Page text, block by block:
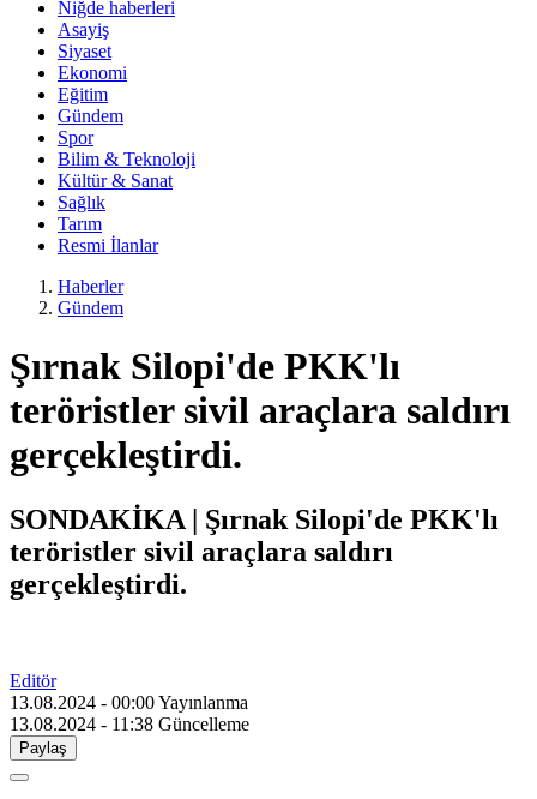
Niğde haberleri
Asayiş
Siyaset
Ekonomi
Eğitim
Gündem
Spor
Bilim & Teknoloji
Kültür & Sanat
Sağlık
Tarım
Resmi İlanlar
Haberler
Gündem
Şırnak Silopi'de PKK'lı
teröristler sivil araçlara saldırı
gerçekleştirdi.
SONDAKİKA | Şırnak Silopi'de PKK'lı
teröristler sivil araçlara saldırı
gerçekleştirdi.
Editör
13.08.2024 - 00:00Yayınlanma
13.08.2024 - 11:38 Güncelleme
Paylaş